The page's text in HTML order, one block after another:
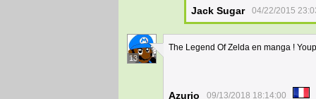
Jack Sugar 04/22/2015
13
The Legend Of Zelda en manga !
Azurio 09/13/2018 18:14:00